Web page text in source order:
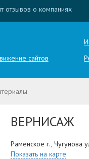
отзывов о компаниях
сайтов
ВЕРНИСАЖ
Раменское г., Чугунова
Показать на карте